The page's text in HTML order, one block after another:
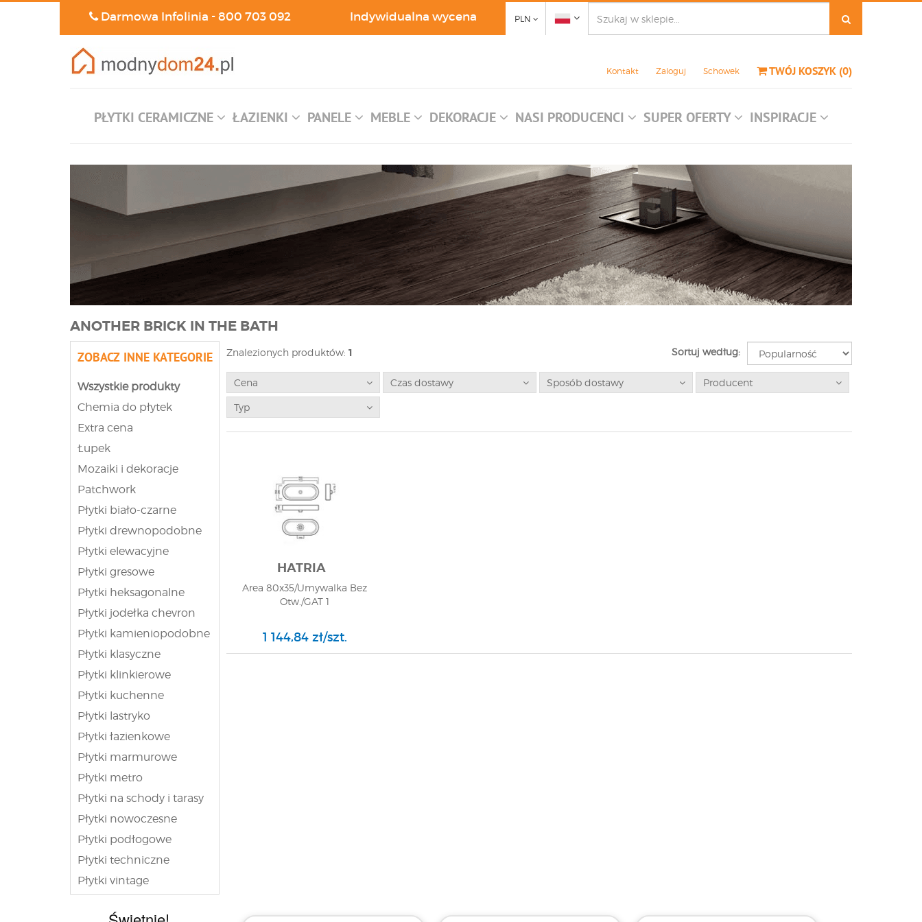
Darmowa Infolinia -800 703 092 Indywidualna wycena PLN
Kontakt Zaloguj Schowek TWÓJ KOSZYK (0)
PŁYTKI CERAMICZNE ŁAZIENKI PANELE MEBLE DEKORACJE NASI PRODUCENCI SUPER OFERTY INSPIRACJE
ANOTHER BRICK IN THE BATH
ZOBACZ INNE KATEGORIE
Wszystkie produkty
Chemia do płytek
Extra cena
Łupek
Mozaiki i dekoracje
Patchwork
Płytki biało-czarne
Płytki drewnopodobne
Płytki elewacyjne
Płytki gresowe
Płytki heksagonalne
Płytki jodełka chevron
Płytki kamieniopodobne
Płytki klasyczne
Płytki klinkierowe
Płytki kuchenne
Płytki lastryko
Płytki łazienkowe
Płytki marmurowe
Płytki metro
Płytki na schody i tarasy
Płytki nowoczesne
Płytki podłogowe
Płytki techniczne
Płytki vintage
Znalezionych produktów: 1 Sortuj według:
Cena Czas dostawy Sposób dostawy Producent
Typ
HATRIA
Area 80x35/Umywalka Bez
Otw./GAT 1
1 144,84 zł/szt.